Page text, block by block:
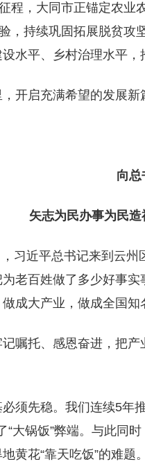
程，大同市正锚定农
，持续巩固拓展脱贫
水平、乡村治理水平，
开启充满希望的发展新
向总
矢志为民办事为民
习近平总书记来到云
老百姓做了多少好事
成大产业，做成全国知
嘱托、感恩奋进，把
须先稳。我们连续5年
“大锅饭”弊端。与此同
黄花“靠天吃饭”的难题。